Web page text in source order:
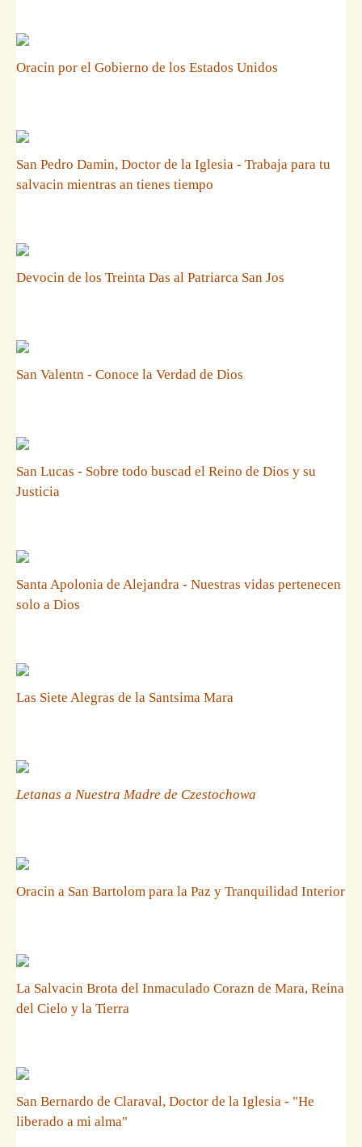
Oracin por el Gobierno de los Estados Unidos
San Pedro Damin, Doctor de la Iglesia - Trabaja para tu
salvacin mientras an tienes tiempo
Devocin de los Treinta Das al Patriarca San Jos
San Valentn - Conoce la Verdad de Dios
San Lucas - Sobre todo buscad el Reino de Dios y su
Justicia
Santa Apolonia de Alejandra - Nuestras vidas pertenecen
solo a Dios
Las Siete Alegras de la Santsima Mara
Letanas a Nuestra Madre de Czestochowa
Oracin a San Bartolom para la Paz y Tranquilidad Interior
La Salvacin Brota del Inmaculado Corazn de Mara, Reina
del Cielo y la Tierra
San Bernardo de Claraval, Doctor de la Iglesia - "He
liberado a mi alma"